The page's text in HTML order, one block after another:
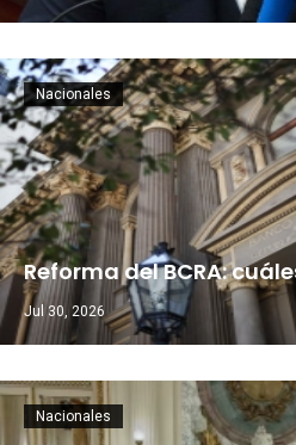
Reforma del BCRA:
Jul 30, 2026
Nacionales
Nacionales